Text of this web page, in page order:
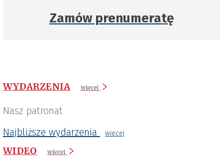
Zamów prenumeratę
WYDARZENIA więcej
Nasz patronat
Najbliższe wydarzenia
wiecej
WIDEO więcej